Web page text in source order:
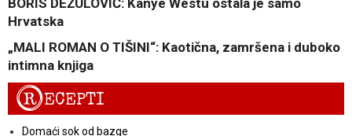
Hrvatska
„MALI ROMAN O TIŠINI“: Kaotična, zamršena i duboko
intimna knjiga
RECEPTI
Domaći sok od bazge